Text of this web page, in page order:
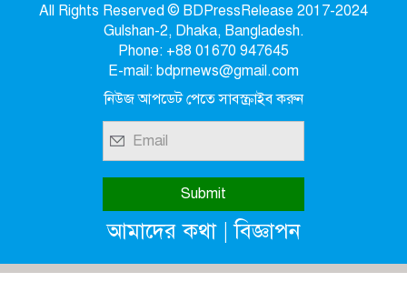
All Rights Reserved © BDPressRelease 2017-2024
Gulshan-2, Dhaka, Bangladesh.
Phone: +88 01670 947645
E-mail: bdprnews@gmail.com
নিউজ আপডেট পেতে সাবস্ক্রাইব করুন
আমাদের কথা|বিজ্ঞাপন